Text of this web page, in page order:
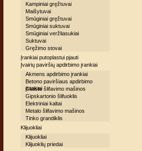
Kampiniai gręžtuvai
Maišytuvai
Smūginiai gręžtuvai
Smūginiai suktuvai
Smūginiai veržliasukiai
Suktuvai
Gręžimo stovai
Įrankiai putoplastui pjauti
Įvairių paviršių apdirbimo įrankiai
Akmens apdirbimo įrankiai
Betono paviršiaus apdirbimo
įrankiai
Glaisto šlifavimo mašinos
Gipskartonio šlifuoklis
Elektriniai kaltai
Metalo šlifavimo mašinos
Tinko grandiklis
Klijuokliai
Klijuokliai
Klijuoklių priedai